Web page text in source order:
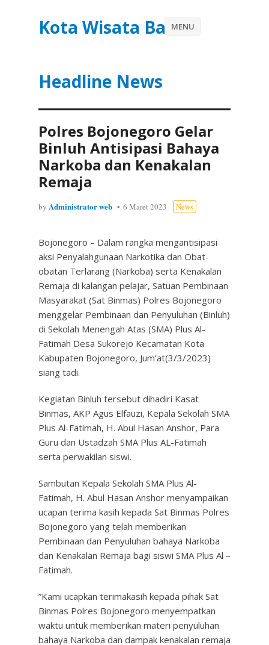
Kota Wisata Batu
Headline News
MENU
Polres Bojonegoro Gelar
Binluh Antisipasi Bahaya
Narkoba dan Kenakalan
Remaja
by Administrator web 6 Maret 2023 News
Bojonegoro – Dalam rangka mengantisipasi
aksi Penyalahgunaan Narkotika dan Obat-
obatan Terlarang (Narkoba) serta Kenakalan
Remaja di kalangan pelajar, Satuan Pembinaan
Masyarakat (Sat Binmas) Polres Bojonegoro
menggelar Pembinaan dan Penyuluhan (Binluh)
di Sekolah Menengah Atas (SMA) Plus Al-
Fatimah Desa Sukorejo Kecamatan Kota
Kabupaten Bojonegoro, Jum’at(3/3/2023)
siang tadi.
Kegiatan Binluh tersebut dihadiri Kasat
Binmas, AKP Agus Elfauzi, Kepala Sekolah SMA
Plus Al-Fatimah, H. Abul Hasan Anshor, Para
Guru dan Ustadzah SMA Plus AL-Fatimah
serta perwakilan siswi.
Sambutan Kepala Sekolah SMA Plus Al-
Fatimah, H. Abul Hasan Anshor menyampaikan
ucapan terima kasih kepada Sat Binmas Polres
Bojonegoro yang telah memberikan
Pembinaan dan Penyuluhan bahaya Narkoba
dan Kenakalan Remaja bagi siswi SMA Plus Al –
Fatimah.
”Kami ucapkan terimakasih kepada pihak Sat
Binmas Polres Bojonegoro menyempatkan
waktu untuk memberikan materi penyuluhan
bahaya Narkoba dan dampak kenakalan remaja